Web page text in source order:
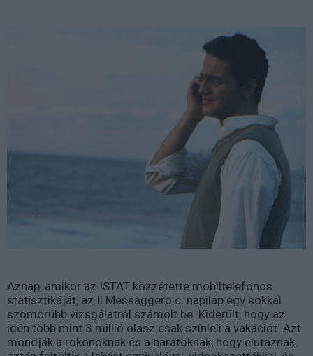
Aznap, amikor az ISTAT közzétette mobiltelefonos
statisztikáját, az Il Messaggero c. napilap egy sokkal
szomorúbb vizsgálatról számolt be. Kiderült, hogy az
idén több mint 3 millió olasz csak színleli a vakációt. Azt
mondják a rokonoknak és a barátoknak, hogy elutaznak,